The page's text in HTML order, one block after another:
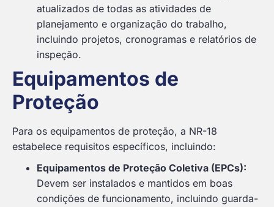
atualizados de todas as atividades de
planejamento e organização do trabalho,
incluindo projetos, cronogramas e relatórios de
inspeção.
Equipamentos de
Proteção
Para os equipamentos de proteção, a NR-18
estabelece requisitos específicos, incluindo:
Equipamentos de Proteção Coletiva (EPCs):
Devem ser instalados e mantidos em boas
condições de funcionamento, incluindo guarda-